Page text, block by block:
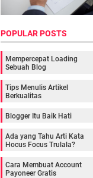
POPULAR POSTS
Mempercepat Loading
Sebuah Blog
Tips Menulis Artikel
Berkualitas
Blogger Itu Baik Hati
Ada yang Tahu Arti Kata
Hocus Focus Trulala?
Cara Membuat Account
Payoneer Gratis